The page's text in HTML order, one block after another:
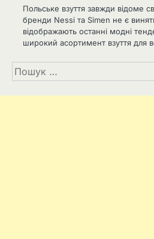
Польське взуття завжди відоме
бренди Nessi та Simen не є
відображають останні модні
широкий асортимент взуття для
Пошук: